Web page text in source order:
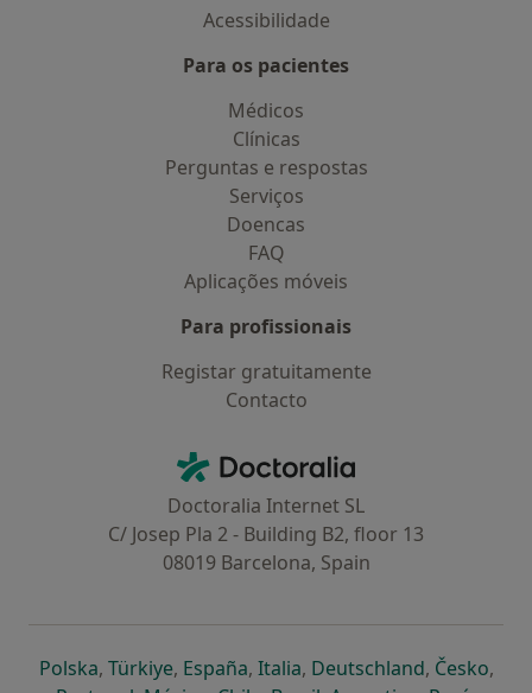
Acessibilidade
Para os pacientes
Médicos
Clínicas
Perguntas e respostas
Serviços
Doencas
FAQ
Aplicações móveis
Para profissionais
Registar gratuitamente
Contacto
Doctoralia - Homepage
Doctoralia Internet SL
C/ Josep Pla 2 - Building B2, floor 13
08019 Barcelona, Spain
Polskaabre num novo separador
, Türkiyeabre num novo separador
, Españaabre num novo separador
, Italiaabre num novo
, Deutschlandabre num
, Česko,